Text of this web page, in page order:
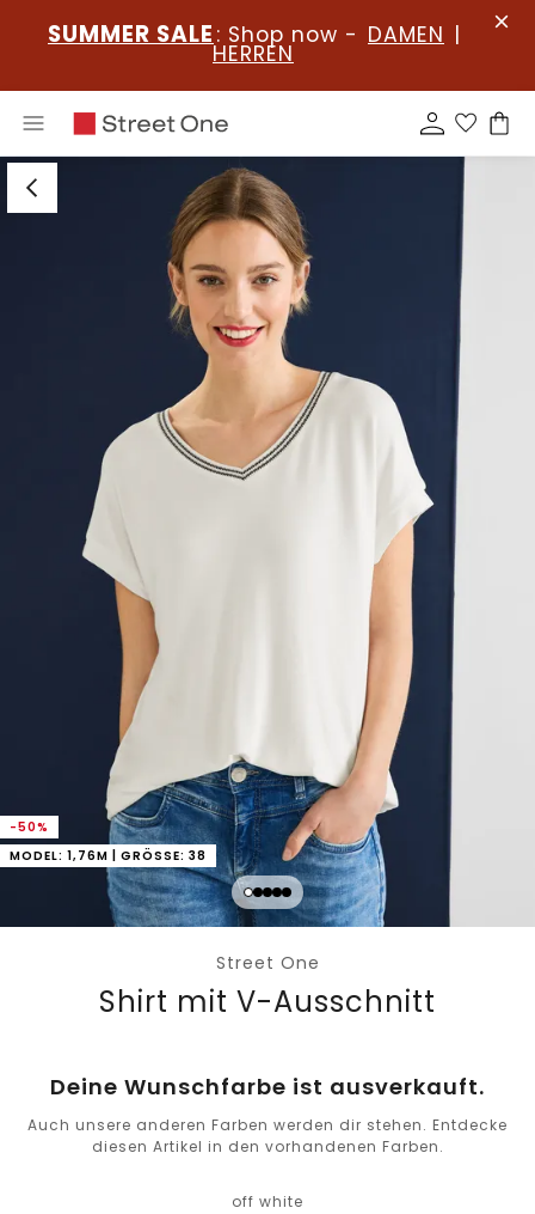
SUMMER SALE : Shop now - DAMEN |
HERREN
-50%
MODEL: 1,76M | GRÖSSE: 38
Street One
Shirt mit V-Ausschnitt
Deine Wunschfarbe ist ausverkauft.
Auch unsere anderen Farben werden dir stehen. Entdecke
diesen Artikel in den vorhandenen Farben.
off white